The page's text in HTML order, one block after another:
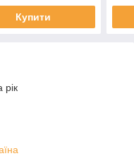
Купити
рік